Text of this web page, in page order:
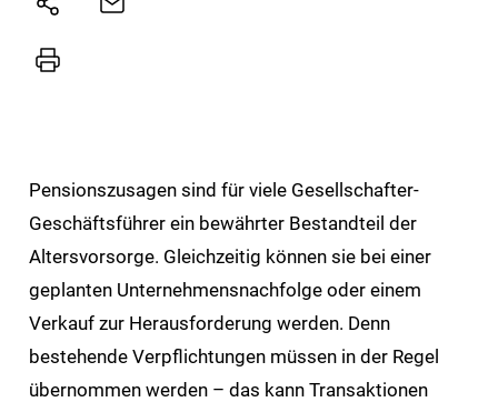
Pensionszusagen sind für viele Gesellschafter-
Geschäftsführer ein bewährter Bestandteil der
Altersvorsorge. Gleichzeitig können sie bei einer
geplanten Unternehmensnachfolge oder einem
Verkauf zur Herausforderung werden. Denn
bestehende Verpflichtungen müssen in der Regel
übernommen werden – das kann Transaktionen